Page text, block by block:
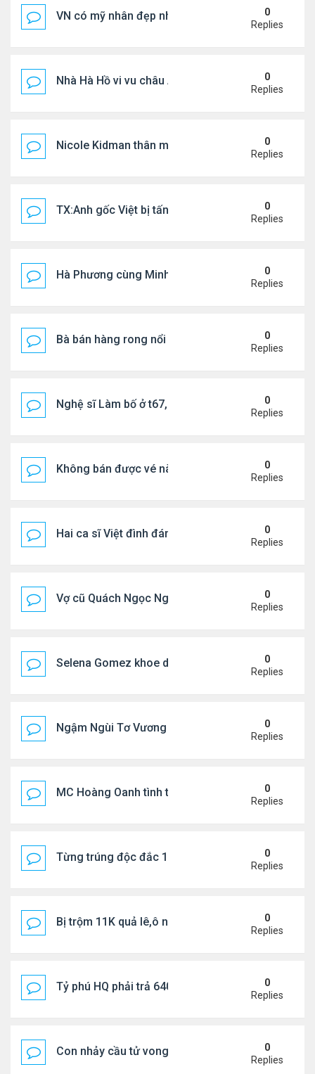
VN có mỹ nhân đẹp như búp bê bỏ showbiz lấy
0
Replies
Nhà Hà Hồ vi vu châu Âu
0
Replies
Nicole Kidman thân mật bên bf doanh nhân
0
Replies
TX:Anh gốc Việt bị tấn công dã man, khó qua khỏi
0
Replies
Hà Phương cùng Minh Tuyết đi sự kiện
0
Replies
Bà bán hàng rong nổi tiếng bị tịch thu quang gánh
0
Replies
Nghệ sĩ Làm bố ở t67, mê dưỡng da chẳng kém
0
Replies
Không bán được vé nào, 1 phim Việt rời rạp
0
Replies
Hai ca sĩ Việt đình đám không phải vợ chồng vẫn
0
Replies
Vợ cũ Quách Ngọc Ngoan: "Tôi sắp 50, liệu có
0
Replies
Selena Gomez khoe dáng mừng sinh nhật
0
Replies
Ngậm Ngùi Tơ Vương - Video YouTube ngâm bài
0
Replies
MC Hoàng Oanh tình tứ bên bạn trai mới
0
Replies
Từng trúng độc đắc 167 triệu USD, bị bắt vì trộm
0
Replies
Bị trộm 11K quả lê,ô nông dân khóc, bỏ nghề
0
Replies
Tỷ phú HQ phải trả 640 triệu USD cho vợ cũ sau
0
Replies
Con nhảy cầu tử vong, mẹ thiệt mạng trên đường
0
Replies